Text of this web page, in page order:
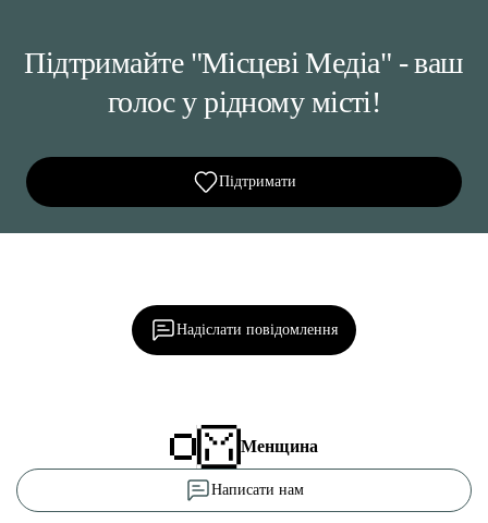
Підтримайте "Місцеві Медіа" - ваш
голос у рідному місті!
Підтримати
Надіслати повідомлення
Менщина
Написати нам